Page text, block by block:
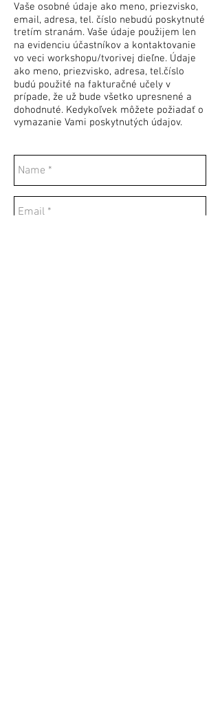
Vaše osobné údaje ako meno, priezvisko,
email, adresa, tel. číslo nebudú poskytnuté
tretím stranám. Vaše údaje použijem len
na evidenciu účastníkov a kontaktovanie
vo veci workshopu/tvorivej dieľne. Údaje
ako meno, priezvisko, adresa, tel.číslo
budú použité na fakturačné učely v
prípade, že už bude všetko upresnené a
dohodnuté. Kedykoľvek môžete požiadať o
vymazanie Vami poskytnutých údajov.